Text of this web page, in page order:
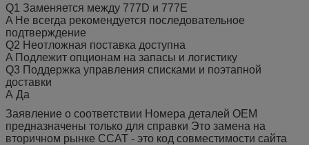
Q1 Заменяется между 777D и 777E
A Не всегда рекомендуется последовательное
подтверждение
Q2 Неотложная поставка доступна
A Подлежит опционам на запасы и логистику
Q3 Поддержка управления списками и поэтапной
доставки
А Да
Заявление о соответствии Номера деталей OEM
предназначены только для справки Это замена на
вторичном рынке CCAT - это код совместимости сайта